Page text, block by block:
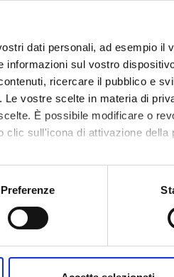
dati personali, ad esempio il
sul vostro
ricercare il pubblico e
vostre scelte in materia di
È possibile modificare o
clic sull'icona di attivazione della
posizione geografica, con
momento dalla
Preferenze
Technical-
staff
Technical-
Technical-
staff